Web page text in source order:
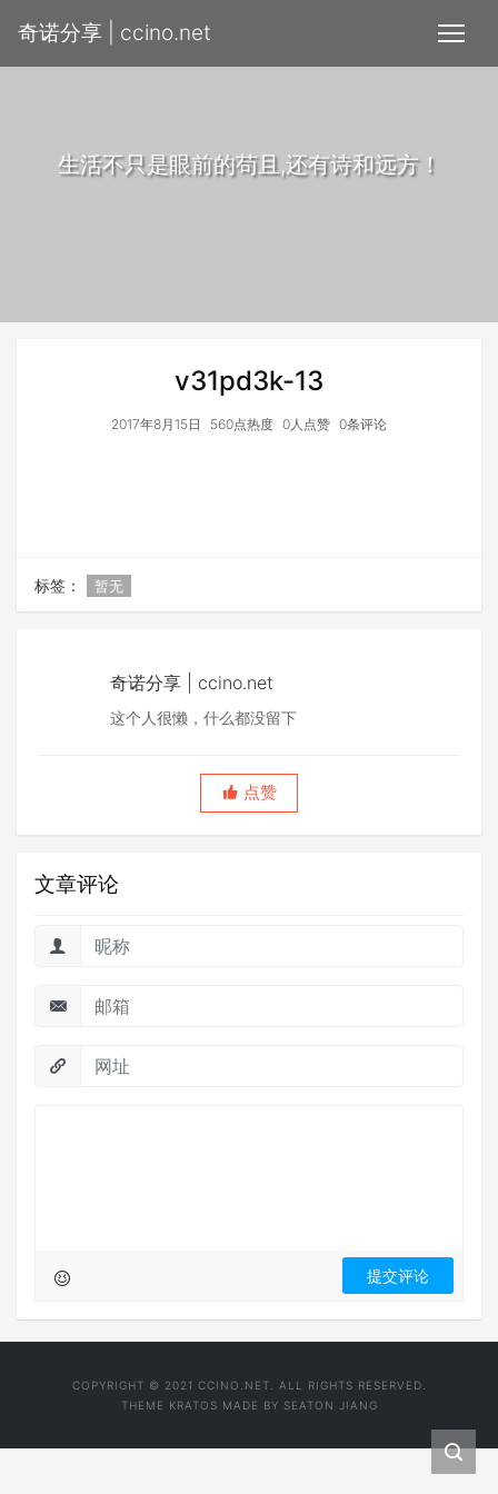
奇诺分享 | ccino.net
生活不只是眼前的苟且,还有诗和远方！
v31pd3k-13
2017年8月15日 560点热度 0人点赞 0条评论
标签： 暂无
奇诺分享 | ccino.net
这个人很懒，什么都没留下
点赞
文章评论
COPYRIGHT © 2021 CCINO.NET. ALL RIGHTS RESERVED.
THEME KRATOS MADE BY SEATON JIANG